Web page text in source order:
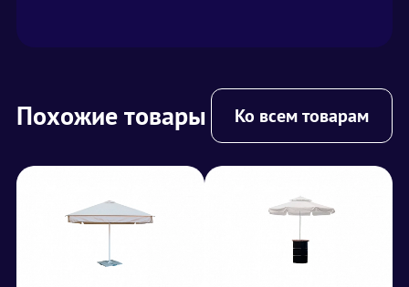
Похожие товары Ко всем товарам